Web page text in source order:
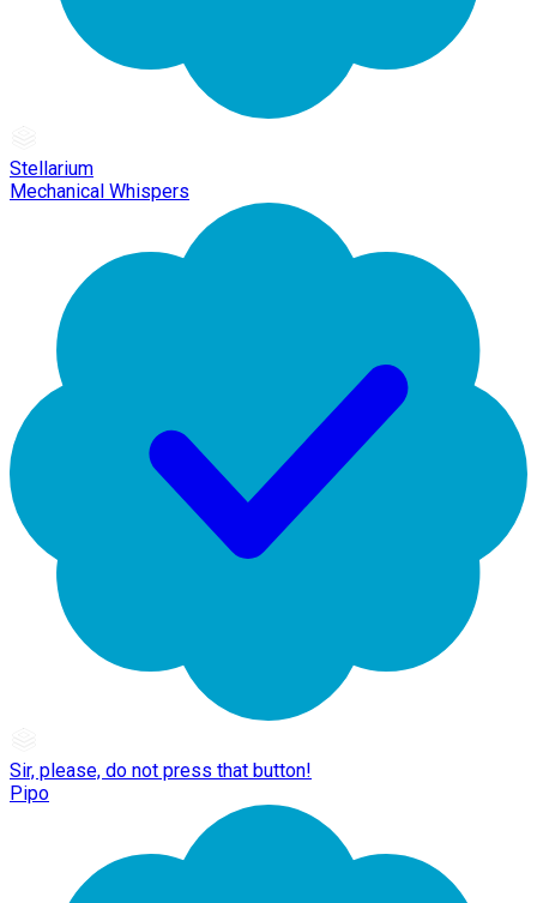
Stellarium
Mechanical Whispers
Sir, please, do not press that button!
Pipo